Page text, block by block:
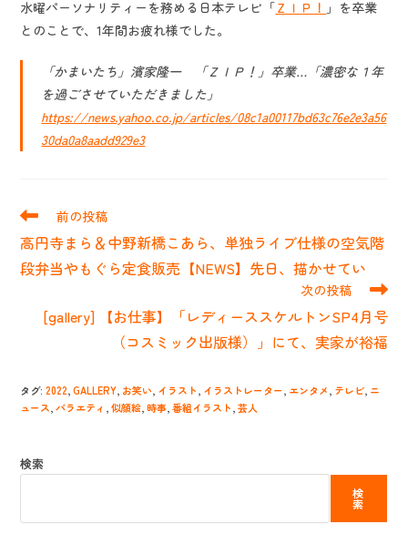
水曜パーソナリティーを務める日本テレビ「ＺＩＰ！ 」を卒業
とのことで、1年間お疲れ様でした。
「かまいたち」濱家隆一 「ＺＩＰ！」卒業…「濃密な１年
を過ごさせていただきました」
https://news.yahoo.co.jp/articles/08c1a00117bd63c76e2e3a56
30da0a8aadd929e3
そ
他
の
前の投稿
高円寺まら＆中野新橋こあら、単独ライブ仕様の空気階
段弁当やもぐら定食販売【NEWS】先日、描かせてい
次の投稿
[gallery] 【お仕事】「レディーススケルトンSP4月号
（コスミック出版様）」にて、実家が裕福
タグ:2022, GALLERY, お笑い, イラスト, イラストレーター, エンタメ, テレビ, ニ
ュース, バラエティ , 似顔絵, 時事, 番組イラスト, 芸人
検索
検
索